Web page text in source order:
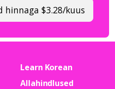
hinnaga $3.28/kuus
Learn Korean
Allahindlused